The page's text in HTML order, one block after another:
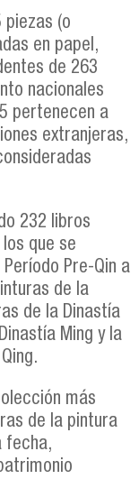
piezas (o
en papel,
de 263
nacionales
pertenecen a
extranjeras,
232 libros
que se
Pre-Qin a
de la
de la Dinastía
Ming y la
más
de la pintura
fecha,